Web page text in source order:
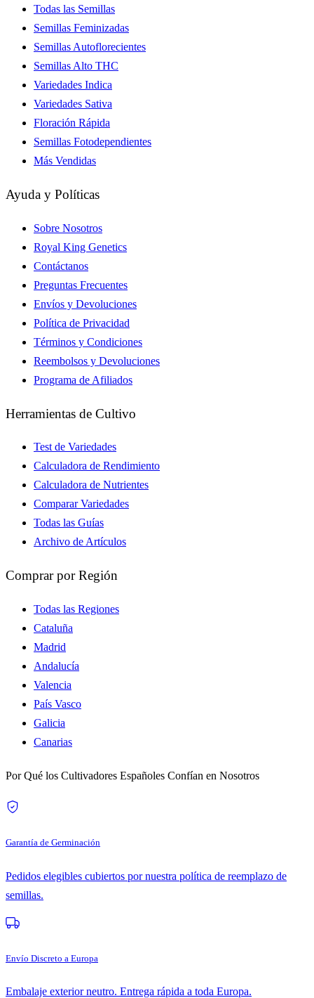
Todas las Semillas
Semillas Feminizadas
Semillas Autoflorecientes
Semillas Alto THC
Variedades Indica
Variedades Sativa
Floración Rápida
Semillas Fotodependientes
Más Vendidas
Ayuda y Políticas
Sobre Nosotros
Royal King Genetics
Contáctanos
Preguntas Frecuentes
Envíos y Devoluciones
Política de Privacidad
Términos y Condiciones
Reembolsos y Devoluciones
Programa de Afiliados
Herramientas de Cultivo
Test de Variedades
Calculadora de Rendimiento
Calculadora de Nutrientes
Comparar Variedades
Todas las Guías
Archivo de Artículos
Comprar por Región
Todas las Regiones
Cataluña
Madrid
Andalucía
Valencia
País Vasco
Galicia
Canarias
Por Qué los Cultivadores Españoles Confían en Nosotros
Garantía de Germinación
Pedidos elegibles cubiertos por nuestra política de reemplazo de
semillas.
Envío Discreto a Europa
Embalaje exterior neutro. Entrega rápida a toda Europa.